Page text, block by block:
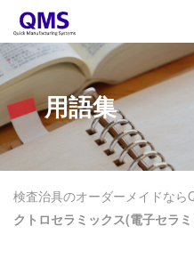
用語集
検査治具のオーダーメイドなら
クトロセラミックス(電子セラ